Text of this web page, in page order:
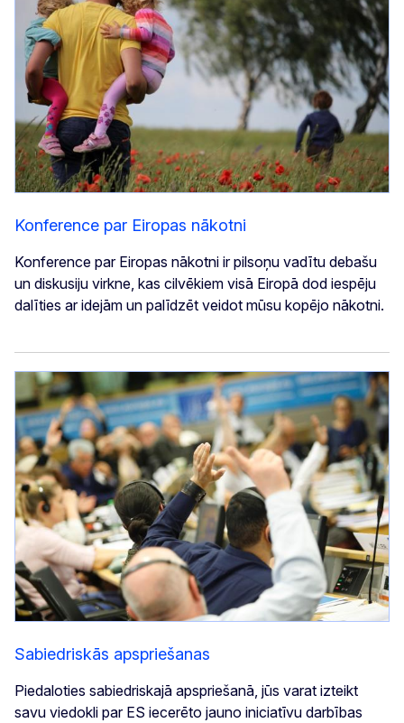
Konference par Eiropas nākotni
Konference par Eiropas nākotni ir pilsoņu vadītu debašu
un diskusiju virkne, kas cilvēkiem visā Eiropā dod iespēju
dalīties ar idejām un palīdzēt veidot mūsu kopējo nākotni.
Sabiedriskās apspriešanas
Piedaloties sabiedriskajā apspriešanā, jūs varat izteikt
savu viedokli par ES iecerēto jauno iniciatīvu darbības